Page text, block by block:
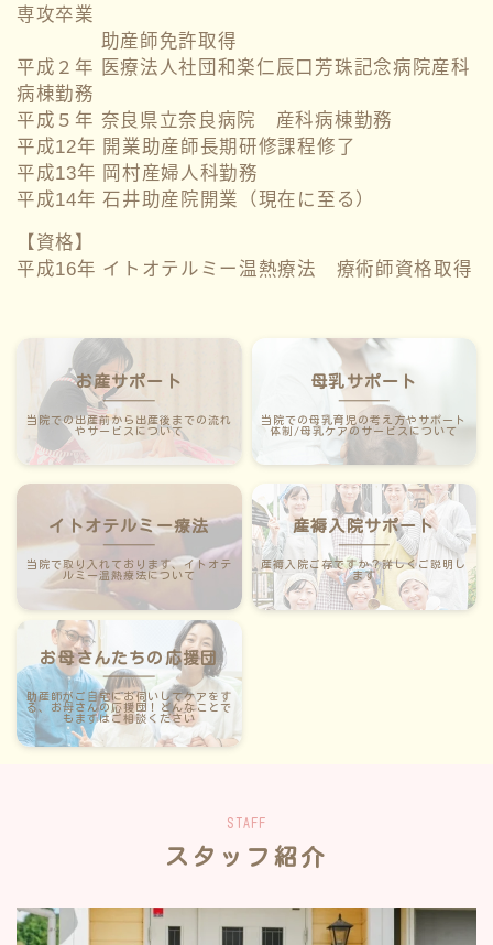
専攻卒業
助産師免許取得
平成２年 医療法人社団和楽仁辰口芳珠記念病院産科
病棟勤務
平成５年 奈良県立奈良病院 産科病棟勤務
平成12年 開業助産師長期研修課程修了
平成13年 岡村産婦人科勤務
平成14年 石井助産院開業（現在に至る）
【資格】
平成16年 イトオテルミー温熱療法 療術師資格取得
当院での出産前から出産後までの流れ
やサービスについて
お産サポート
当院での母乳育児の考え方やサポート
体制/母乳ケアのサービスについて
母乳サポート
当院で取り入れております、イトオテ
ルミー温熱療法について
イトオテルミー療法
産褥入院ご存ですか？詳しくご説明し
ます
産褥入院サポート
助産師がご⾃宅にお伺いしてケアをす
る、お⺟さんの応援団！どんなことで
もまずはご相談ください
お母さんたちの応援団
STAFF
スタッフ紹介